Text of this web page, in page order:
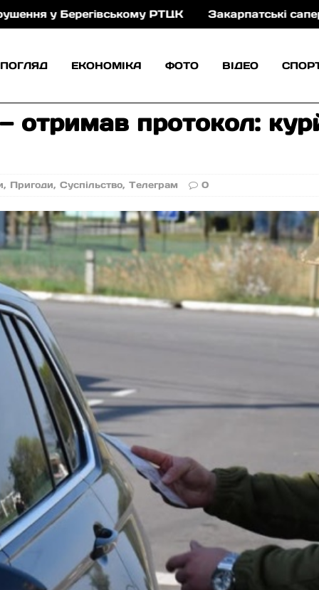
РТЦК Закарпатські сапери
ПОГЛЯД ЕКОНОМІКА ФОТО ВІДЕО
отримав протокол:
, Пригоди,Суспільство,Телеграм 0